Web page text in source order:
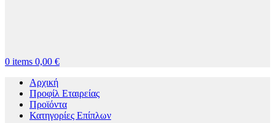
0 items 0,00 €
Αρχική
Προφίλ Εταιρείας
Προϊόντα
Κατηγορίες Επίπλων